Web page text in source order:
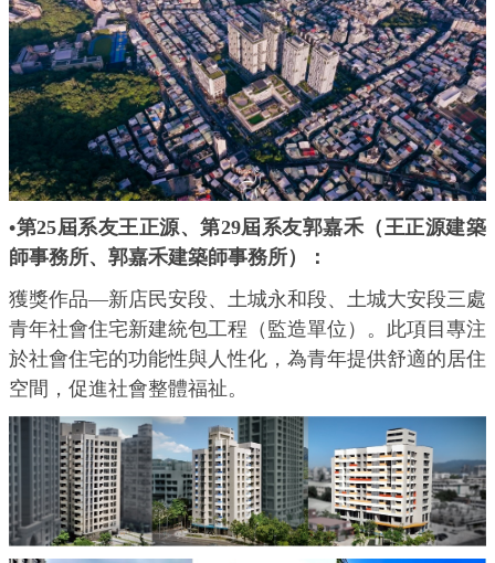
•第25屆系友王正源、第29屆系友郭嘉禾（王正源建築
師事務所、郭嘉禾建築師事務所）：
獲獎作品—新店民安段、土城永和段、土城大安段三處
青年社會住宅新建統包工程 （ 監造單位 ） 。此項目專注
於社會住宅的功能性與人性化，為青年提供舒適的居住
空間，促進社會整體福祉。